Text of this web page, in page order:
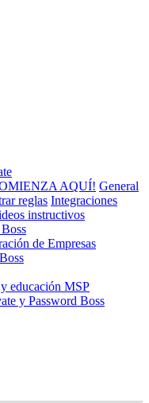
AQUÍ! General
reglas Integraciones
instructivos
de Empresas
educación MSP
y Password Boss